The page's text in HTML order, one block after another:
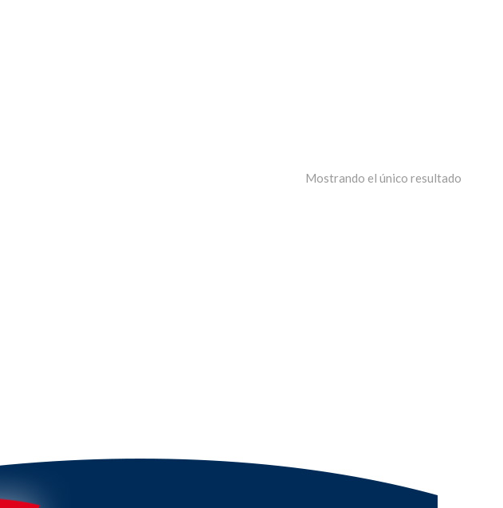
Mostrando el único resultado